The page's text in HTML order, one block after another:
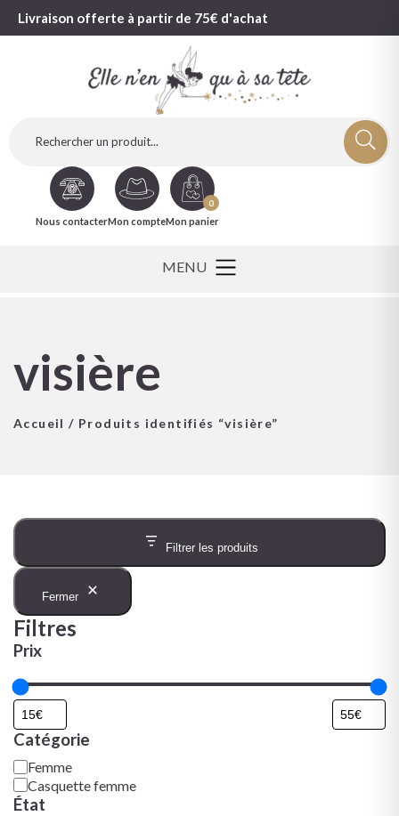
Livraison offerte à partir de 75€ d'achat
Nous contacterMon compte
0
Mon panier
visière
Accueil / Produits identifiés “visière”
Filtrer les produits
Fermer
Filtres
Prix
Catégorie
Femme
Casquette femme
État